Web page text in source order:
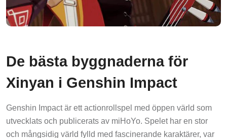
De bästa byggnaderna för
Xinyan i Genshin Impact
Genshin Impact är ett actionrollspel med öppen värld som
utvecklats och publicerats av miHoYo. Spelet har en stor
och mångsidig värld fylld med fascinerande karaktärer, var